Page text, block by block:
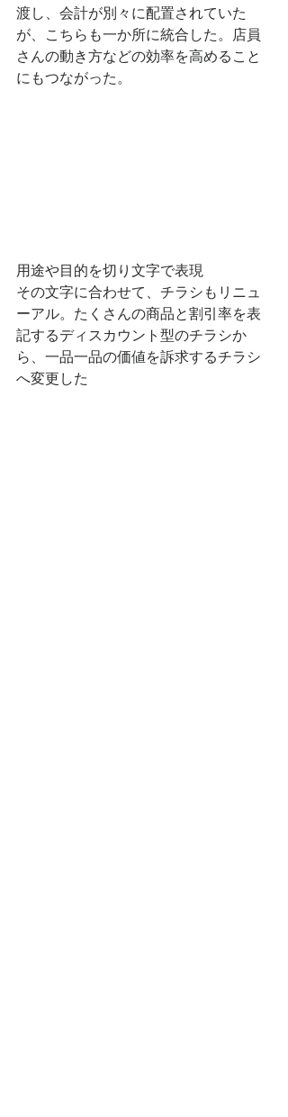
渡し、会計が別々に配置されていた
が、こちらも一か所に統合した。店員
さんの動き方などの効率を高めること
にもつながった。
用途や目的を切り文字で表現
その文字に合わせて、チラシもリニュ
ーアル。たくさんの商品と割引率を表
記するディスカウント型のチラシか
ら、一品一品の価値を訴求するチラシ
へ変更した